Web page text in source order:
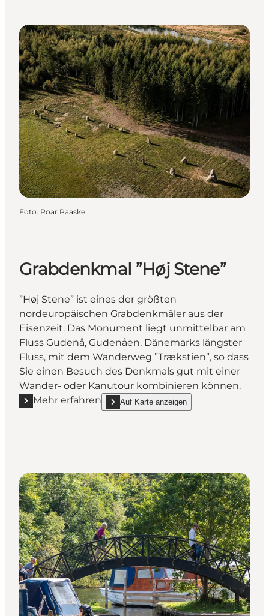
Foto: Roar Paaske
Grabdenkmal ”Høj Stene”
”Høj Stene” ist eines der größten
nordeuropäischen Grabdenkmäler aus der
Eisenzeit. Das Monument liegt unmittelbar am
Fluss Gudenå, Gudenåen, Dänemarks längster
Fluss, mit dem Wanderweg ”Trækstien”, so dass
Sie einen Besuch des Denkmals gut mit einer
Wander- oder Kanutour kombinieren können.
Mehr erfahren
Mehr erfahren "Grabdenkmal ”Høj Stene”"
Auf Karte anzeigen
show Grabdenkmal ”Høj Stene” on_map